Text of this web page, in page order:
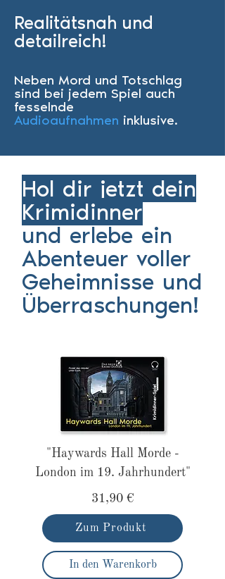
Realitätsnah und
detailreich!
Neben Mord und Totschlag
sind bei jedem Spiel auch
fesselnde
Audioaufnahmen inklusive.
Hol dir jetzt dein
Krimidinner
und erlebe ein
Abenteuer voller
Geheimnisse und
Überraschungen!
"Haywards Hall Morde -
London im 19. Jahrhundert"
31,90 €
Zum Produkt
In den Warenkorb